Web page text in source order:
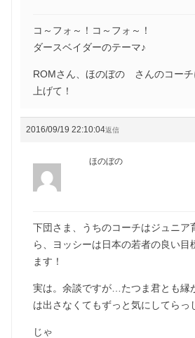
コ～フォ～！コ～フォ～！
ダースベイダーのテーマ♪
ROMさん、ほのぼの さんのコーチ
上げて！
2016/09/19 22:10:04返信
ほのぼの
下団さま、うちのコーチはジュニア
ら、ヨッシーは日本の若者の良い目
ます！
実は。余談ですが…たつま君とも縁
は出さなくてもずっと気にしてら
じゃ